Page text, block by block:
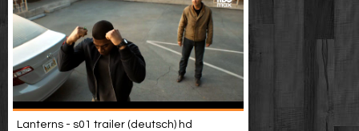
Lanterns - s01 trailer (deutsch) hd